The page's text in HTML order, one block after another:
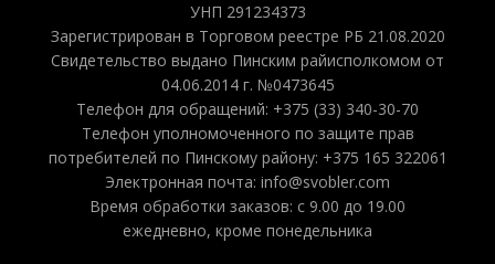
УНП 291234373
Зарегистрирован в Торговом реестре РБ 21.08.2020
Свидетельство выдано Пинским райисполкомом от
04.06.2014 г. №0473645
Телефон для обращений: +375 (33) 340-30-70
Телефон уполномоченного по защите прав
потребителей по Пинскому району: +375 165 322061
Электронная почта: info@svobler.com
Время обработки заказов: с 9.00 до 19.00
ежедневно, кроме понедельника